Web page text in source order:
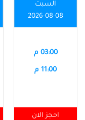
السبت
2026-08-08
03:00 م
11:00 م
احجز الان